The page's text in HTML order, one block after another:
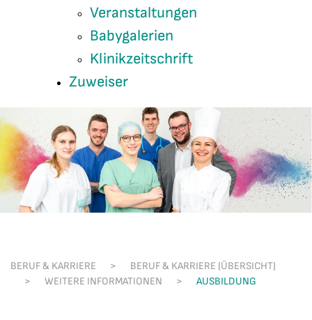
Veranstaltungen
Babygalerien
Klinikzeitschrift
Zuweiser
BERUF & KARRIERE
BERUF & KARRIERE (ÜBERSICHT)
WEITERE INFORMATIONEN
AUSBILDUNG